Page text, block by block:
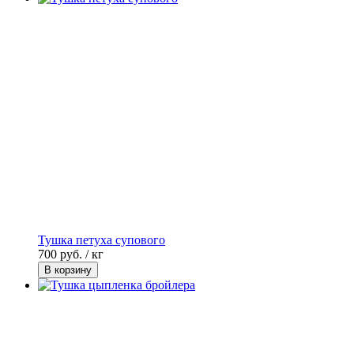
Тушка петуха супового
700 руб. / кг
В корзину